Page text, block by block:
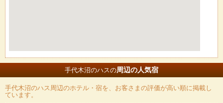
手代木沼のハスの周辺の人気宿
手代木沼のハス周辺のホテル・宿を、お客さまの評価が高い順に掲載し
ています。